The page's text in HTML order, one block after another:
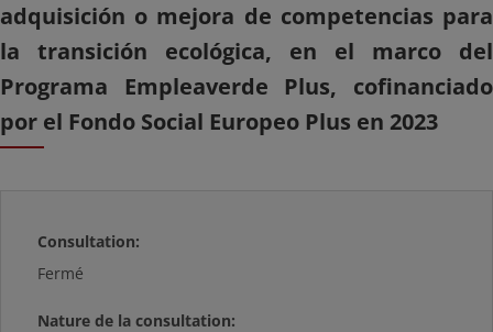
adquisición o mejora de competencias para
la transición ecológica, en el marco del
Programa Empleaverde Plus, cofinanciado
por el Fondo Social Europeo Plus en 2023
Consultation:
Fermé
Nature de la consultation: